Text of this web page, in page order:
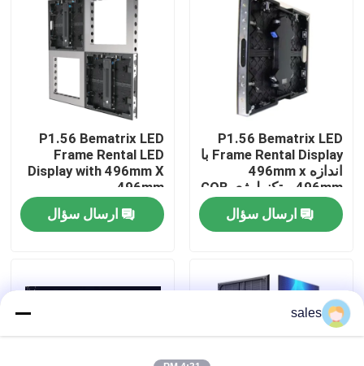
محصولات
P1.56 Bematrix LED
Frame Rental Display با
اندازه 496mm x
496mm و تکنولوژی GOB
ارسال سؤال
P1.56 Bematrix LED
Frame Rental LED
Display with 496mm X
496mm
ارسال سؤال
sales